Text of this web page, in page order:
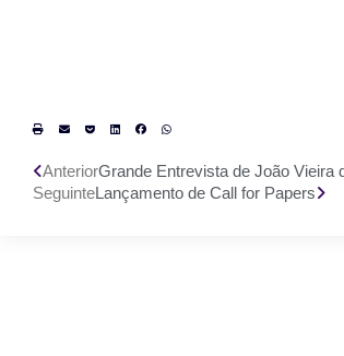
AnteriorGrande Entrevista de João Vieira
SeguinteLançamento de Call for Papers